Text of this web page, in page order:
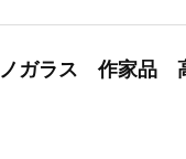
ノガラス 作家品